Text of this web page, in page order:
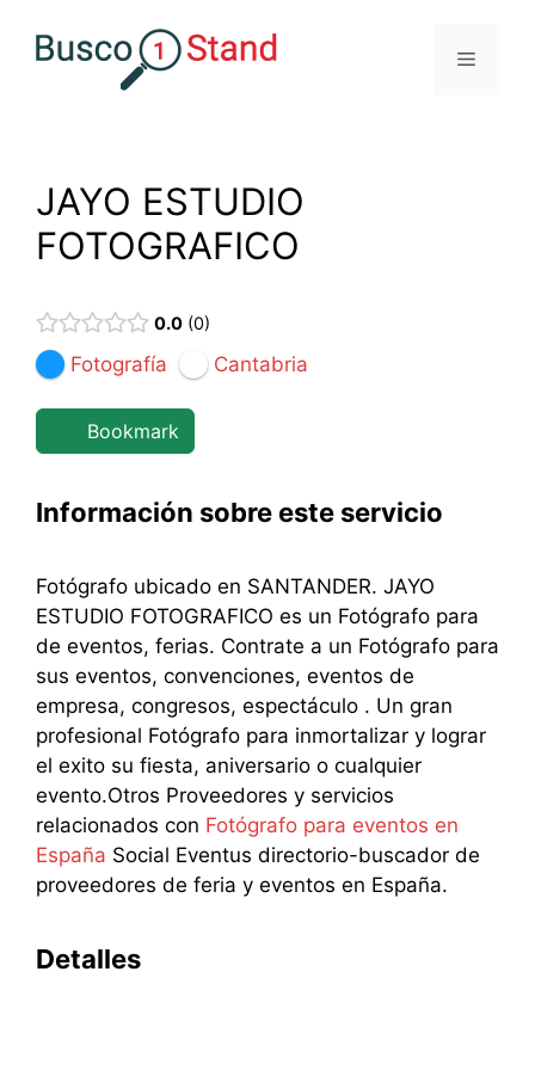
Menú
JAYO ESTUDIO
FOTOGRAFICO
0.0 0
Fotografía Cantabria
Bookmark
Información sobre este servicio
Fotógrafo ubicado en SANTANDER. JAYO
ESTUDIO FOTOGRAFICO es un Fotógrafo para
de eventos, ferias. Contrate a un Fotógrafo para
sus eventos, convenciones, eventos de
empresa, congresos, espectáculo . Un gran
profesional Fotógrafo para inmortalizar y lograr
el exito su fiesta, aniversario o cualquier
evento.Otros Proveedores y servicios
relacionados con Fotógrafo para eventos en
España Social Eventus directorio-buscador de
proveedores de feria y eventos en España.
Detalles